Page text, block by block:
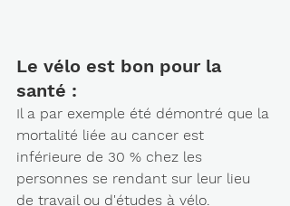
Le vélo est bon pour la
santé :
Il a par exemple été démontré que la
mortalité liée au cancer est
inférieure de 30 % chez les
personnes se rendant sur leur lieu
de travail ou d'études à vélo.